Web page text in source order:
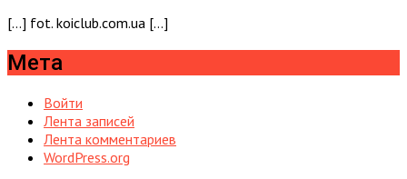
[…] fot. koiclub.com.ua […]
Мета
Войти
Лента записей
Лента комментариев
WordPress.org